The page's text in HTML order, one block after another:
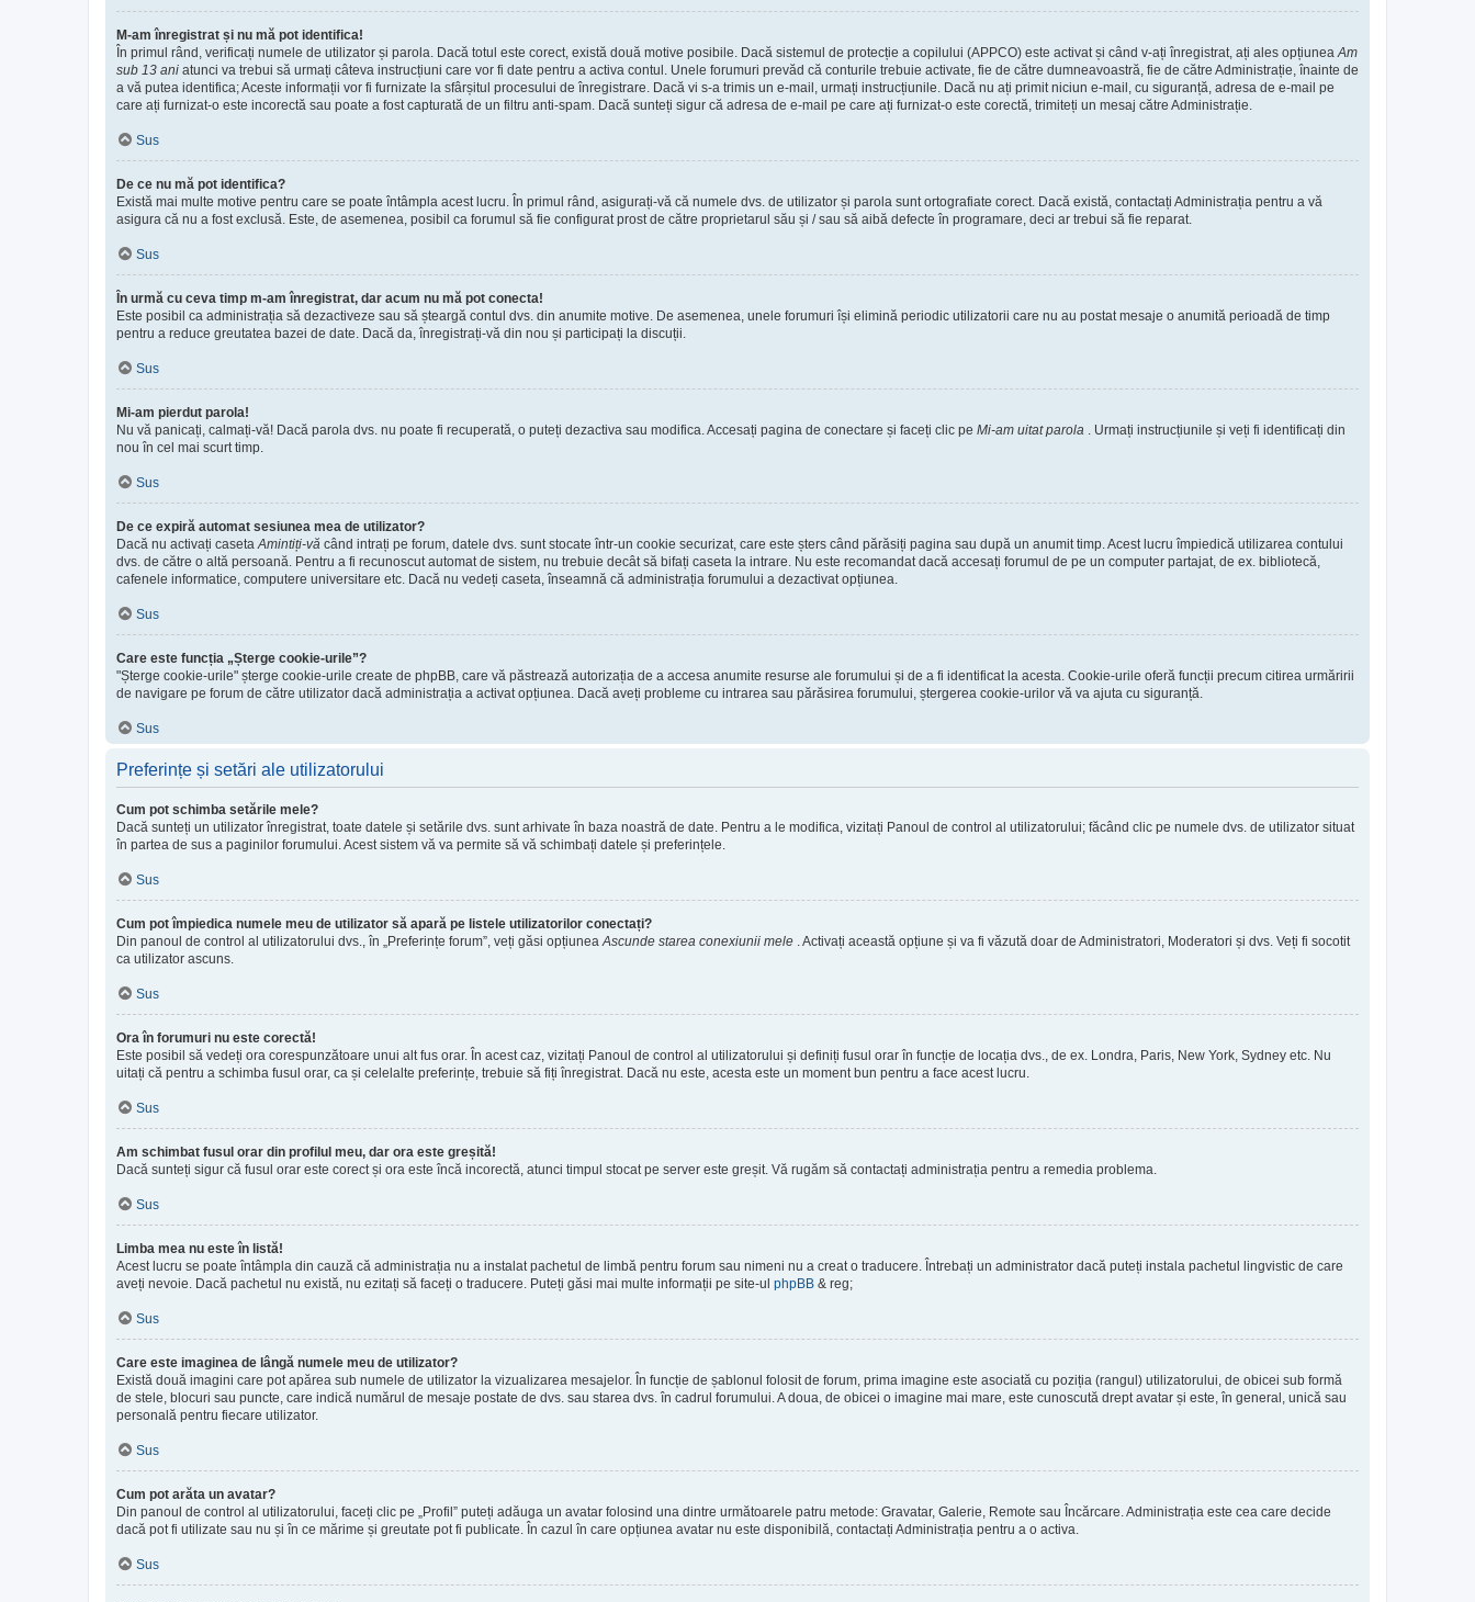
M-am înregistrat și nu mă pot identifica!
În primul rând, verificați numele de utilizator și parola. Dacă totul este corect, există două motive posibile. Dacă sistemul de protecție a copilului (APPCO) este activat și când v-ați înregistrat, ați ales opțiunea Am
sub 13 ani atunci va trebui să urmați câteva instrucțiuni care vor fi date pentru a activa contul. Unele forumuri prevăd că conturile trebuie activate, fie de către dumneavoastră, fie de către Administrație, înainte de
a vă putea identifica; Aceste informații vor fi furnizate la sfârșitul procesului de înregistrare. Dacă vi s-a trimis un e-mail, urmați instrucțiunile. Dacă nu ați primit niciun e-mail, cu siguranță, adresa de e-mail pe
care ați furnizat-o este incorectă sau poate a fost capturată de un filtru anti-spam. Dacă sunteți sigur că adresa de e-mail pe care ați furnizat-o este corectă, trimiteți un mesaj către Administrație.
Sus
De ce nu mă pot identifica?
Există mai multe motive pentru care se poate întâmpla acest lucru. În primul rând, asigurați-vă că numele dvs. de utilizator și parola sunt ortografiate corect. Dacă există, contactați Administrația pentru a vă
asigura că nu a fost exclusă. Este, de asemenea, posibil ca forumul să fie configurat prost de către proprietarul său și / sau să aibă defecte în programare, deci ar trebui să fie reparat.
Sus
În urmă cu ceva timp m-am înregistrat, dar acum nu mă pot conecta!
Este posibil ca administrația să dezactiveze sau să șteargă contul dvs. din anumite motive. De asemenea, unele forumuri își elimină periodic utilizatorii care nu au postat mesaje o anumită perioadă de timp
pentru a reduce greutatea bazei de date. Dacă da, înregistrați-vă din nou și participați la discuții.
Sus
Mi-am pierdut parola!
Nu vă panicați, calmați-vă! Dacă parola dvs. nu poate fi recuperată, o puteți dezactiva sau modifica. Accesați pagina de conectare și faceți clic pe Mi-am uitat parola
. Urmați instrucțiunile și veți fi identificați din
nou în cel mai scurt timp.
Sus
De ce expiră automat sesiunea mea de utilizator?
Dacă nu activați caseta Amintiți-vă când intrați pe forum, datele dvs. sunt stocate într-un cookie securizat, care este șters când părăsiți pagina sau după un anumit timp. Acest lucru împiedică utilizarea contului
dvs. de către o altă persoană. Pentru a fi recunoscut automat de sistem, nu trebuie decât să bifați caseta la intrare. Nu este recomandat dacă accesați forumul de pe un computer partajat, de ex. bibliotecă,
cafenele informatice, computere universitare etc. Dacă nu vedeți caseta, înseamnă că administrația forumului a dezactivat opțiunea.
Sus
Care este funcția „Șterge cookie-urile”?
"Șterge cookie-urile" șterge cookie-urile create de phpBB, care vă păstrează autorizația de a accesa anumite resurse ale forumului și de a fi identificat la acesta. Cookie-urile oferă funcții precum citirea urmăririi
de navigare pe forum de către utilizator dacă administrația a activat opțiunea. Dacă aveți probleme cu intrarea sau părăsirea forumului, ștergerea cookie-urilor vă va ajuta cu siguranță.
Sus
Preferințe și setări ale utilizatorului
Cum pot schimba setările mele?
Dacă sunteți un utilizator înregistrat, toate datele și setările dvs. sunt arhivate în baza noastră de date. Pentru a le modifica, vizitați Panoul de control al utilizatorului; făcând clic pe numele dvs. de utilizator situat
în partea de sus a paginilor forumului. Acest sistem vă va permite să vă schimbați datele și preferințele.
Sus
Cum pot împiedica numele meu de utilizator să apară pe listele utilizatorilor conectați?
Din panoul de control al utilizatorului dvs., în „Preferințe forum”, veți găsi opțiunea Ascunde starea conexiunii mele . Activați această opțiune și va fi văzută doar de Administratori, Moderatori și dvs. Veți fi socotit
ca utilizator ascuns.
Sus
Ora în forumuri nu este corectă!
Este posibil să vedeți ora corespunzătoare unui alt fus orar. În acest caz, vizitați Panoul de control al utilizatorului și definiți fusul orar în funcție de locația dvs., de ex. Londra, Paris, New York, Sydney etc. Nu
uitați că pentru a schimba fusul orar, ca și celelalte preferințe, trebuie să fiți înregistrat. Dacă nu este, acesta este un moment bun pentru a face acest lucru.
Sus
Am schimbat fusul orar din profilul meu, dar ora este greșită!
Dacă sunteți sigur că fusul orar este corect și ora este încă incorectă, atunci timpul stocat pe server este greșit. Vă rugăm să contactați administrația pentru a remedia problema.
Sus
Limba mea nu este în listă!
Acest lucru se poate întâmpla din cauză că administrația nu a instalat pachetul de limbă pentru forum sau nimeni nu a creat o traducere. Întrebați un administrator dacă puteți instala pachetul lingvistic de care
aveți nevoie. Dacă pachetul nu există, nu ezitați să faceți o traducere. Puteți găsi mai multe informații pe site-ul phpBB & reg;
Sus
Care este imaginea de lângă numele meu de utilizator?
Există două imagini care pot apărea sub numele de utilizator la vizualizarea mesajelor. În funcție de șablonul folosit de forum, prima imagine este asociată cu poziția (rangul) utilizatorului, de obicei sub formă
de stele, blocuri sau puncte, care indică numărul de mesaje postate de dvs. sau starea dvs. în cadrul forumului. A doua, de obicei o imagine mai mare, este cunoscută drept avatar și este, în general, unică sau
personală pentru fiecare utilizator.
Sus
Cum pot arăta un avatar?
Din panoul de control al utilizatorului, faceți clic pe „Profil” puteți adăuga un avatar folosind una dintre următoarele patru metode: Gravatar, Galerie, Remote sau Încărcare. Administrația este cea care decide
dacă pot fi utilizate sau nu și în ce mărime și greutate pot fi publicate. În cazul în care opțiunea avatar nu este disponibilă, contactați Administrația pentru a o activa.
Sus